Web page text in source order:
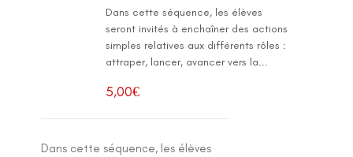
Dans cette séquence, les élèves
seront invités à enchaîner des actions
simples relatives aux différents rôles :
attraper, lancer, avancer vers la...
5,00€
Dans cette séquence, les élèves